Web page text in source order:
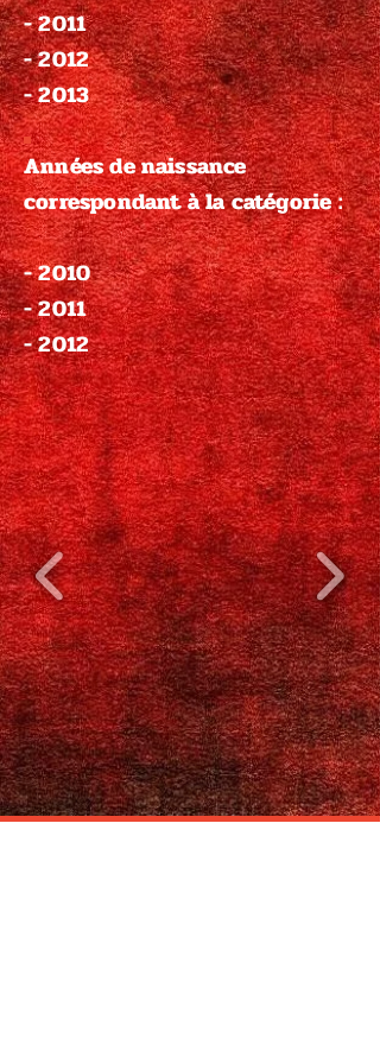
- 2011
- 2012
- 2013
Années de naissance
correspondant à la catégorie :
- 2010
- 2011
- 2012